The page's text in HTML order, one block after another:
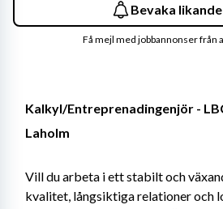
Kalkyl/Entreprenadingenjör -
Laholm
Vill du arbeta i ett stabilt och
kvalitet, långsiktiga relationer och
Bevaka
Få mejl med jobbannonser från